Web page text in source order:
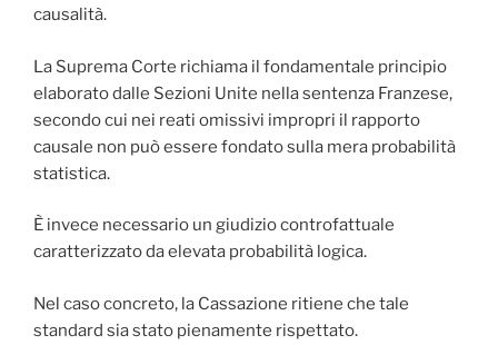
causalità.
La Suprema Corte richiama il fondamentale principio
elaborato dalle Sezioni Unite nella sentenza Franzese,
secondo cui nei reati omissivi impropri il rapporto
causale non può essere fondato sulla mera probabilità
statistica.
È invece necessario un giudizio controfattuale
caratterizzato da elevata probabilità logica.
Nel caso concreto, la Cassazione ritiene che tale
standard sia stato pienamente rispettato.